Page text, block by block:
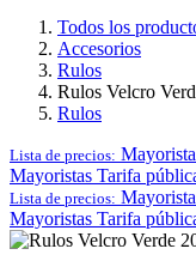
Todos los
Accesorios
Rulos
Rulos Velcro
Rulos
Lista de precios:
Mayoristas Tarifa
Lista de precios:
Mayoristas Tarifa